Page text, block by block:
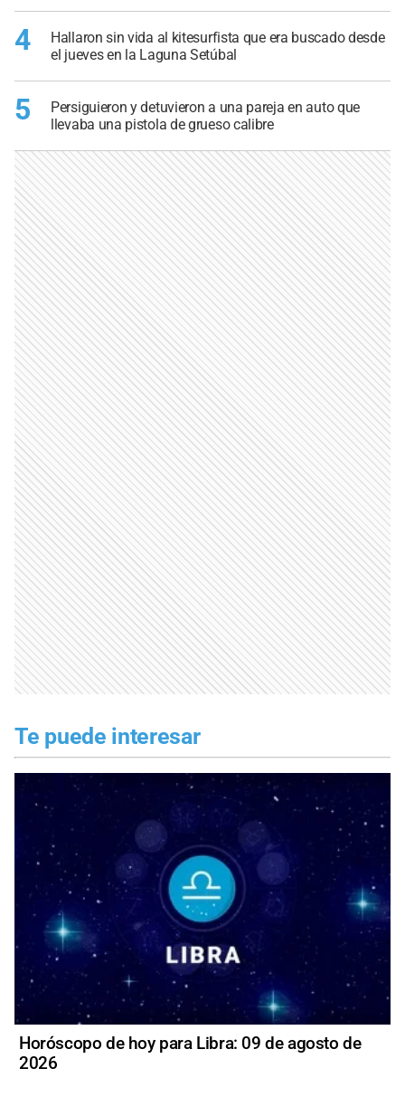
4
Hallaron sin vida al kitesurfista que era buscado desde
el jueves en la Laguna Setúbal
5
Persiguieron y detuvieron a una pareja en auto que
llevaba una pistola de grueso calibre
Te puede interesar
Horóscopo de hoy para Libra: 09 de agosto de
2026